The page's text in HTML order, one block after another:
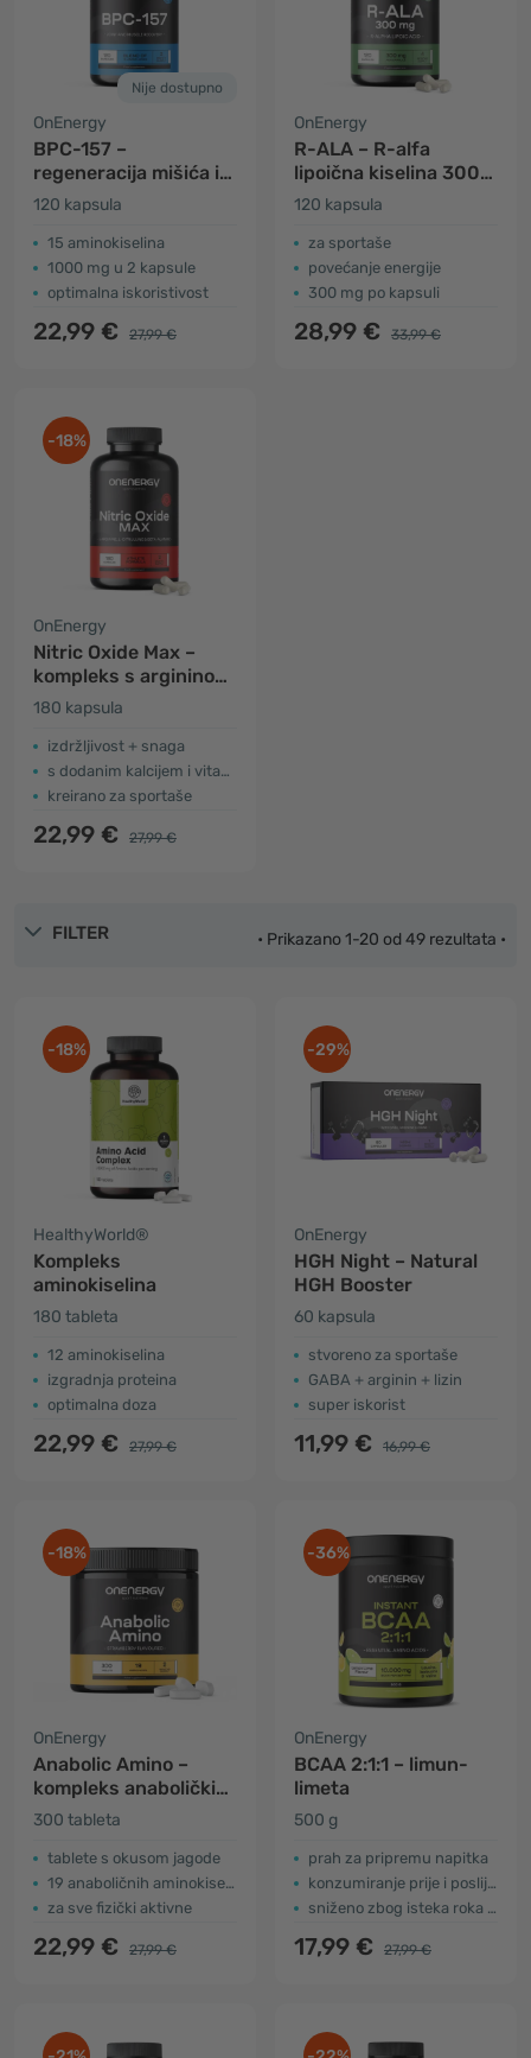
Nije dostupno
OnEnergy
BPC-157 –
regeneracija mišića i
zglobova
120 kapsula
15 aminokiselina
1000 mg u 2 kapsule
optimalna iskoristivost
22,99 € 27,99 €
OnEnergy
R-ALA – R-alfa
lipoična kiselina 300
mg
120 kapsula
za sportaše
povećanje energije
300 mg po kapsuli
28,99 € 33,99 €
-18%
OnEnergy
Nitric Oxide Max –
kompleks s argininom,
citrulinom i beta-
alaninom
180 kapsula
izdržljivost + snaga
s dodanim kalcijem i vitaminom B3
kreirano za sportaše
22,99 € 27,99 €
FILTER • Prikazano 1-20 od 49 rezultata •
-18%
HealthyWorld®
Kompleks
aminokiselina
180 tableta
12 aminokiselina
izgradnja proteina
optimalna doza
22,99 € 27,99 €
-29%
OnEnergy
HGH Night – Natural
HGH Booster
60 kapsula
stvoreno za sportaše
GABA + arginin + lizin
super iskorist
11,99 € 16,99 €
-18%
OnEnergy
Anabolic Amino –
kompleks anaboličkih
aminokiselina
300 tableta
tablete s okusom jagode
19 anaboličnih aminokiselina
za sve fizički aktivne
22,99 € 27,99 €
-36%
OnEnergy
BCAA 2:1:1 – limun-
limeta
500 g
prah za pripremu napitka
konzumiranje prije i poslije vježbanja
sniženo zbog isteka roka trajanja
17,99 € 27,99 €